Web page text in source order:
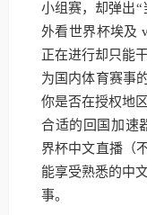
小组赛，却弹出“
外看世界杯埃及
正在进行却只能
为国内体育赛事
你是否在授权地
合适的回国加速
界杯中文直播（
能享受熟悉的中
事。